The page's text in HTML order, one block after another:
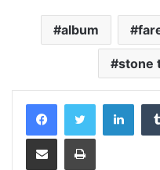
album
stone
Distribuie prin mail Tipărește